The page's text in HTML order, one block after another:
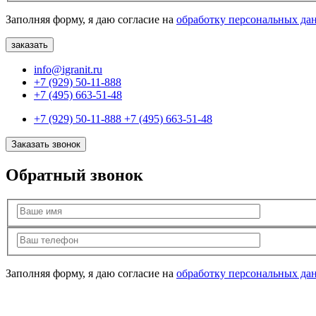
Заполняя форму, я даю согласие на обработку персональных
info@igranit.ru
+7 (929) 50-11-888
+7 (495) 663-51-48
+7 (929) 50-11-888 +7 (495) 663-51-48
Заказать звонок
Обратный звонок
Заполняя форму, я даю согласие на обработку персональных